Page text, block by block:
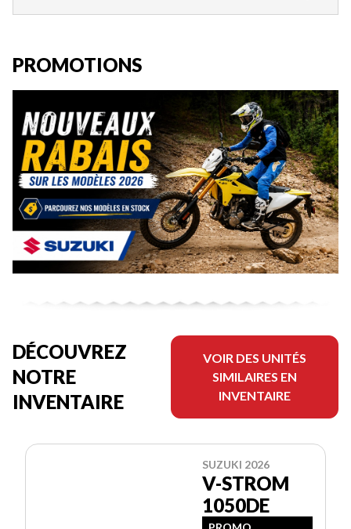
PROMOTIONS
DÉCOUVREZ
NOTRE
INVENTAIRE
VOIR DES UNITÉS
SIMILAIRES EN
INVENTAIRE
SUZUKI 2026
V-STROM
1050DE